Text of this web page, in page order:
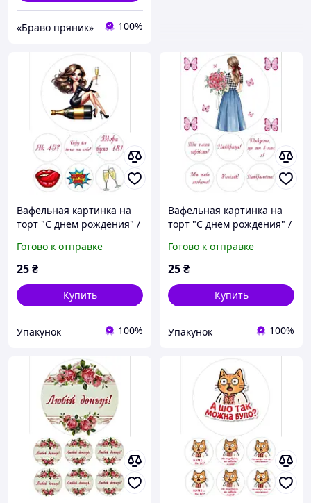
«Браво пряник» 100%
Вафельная картинка на
торт "С днем рождения" /
Готово к отправке
25₴
Купить
Упакунок 100%
Вафельная картинка на
торт "С днем рождения" /
Готово к отправке
25₴
Купить
Упакунок 100%